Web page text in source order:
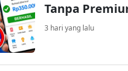
Tanpa
3 hari yang lalu